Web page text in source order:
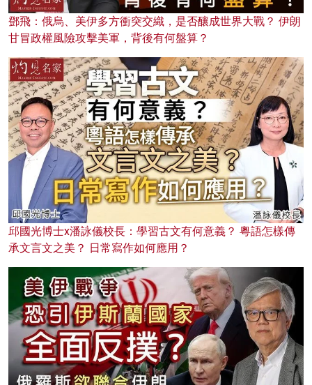
鄧飛：俄烏、美伊多方衝突交織，是否釀成世界大戰？ 伊朗
甘冒政權風險攻擊美軍，背後有何盤算？
邱國光博士x潘詠儀校長：學習古文有何意義？ 粵語怎樣傳
承文言文之美？ 日常寫作如何應用？